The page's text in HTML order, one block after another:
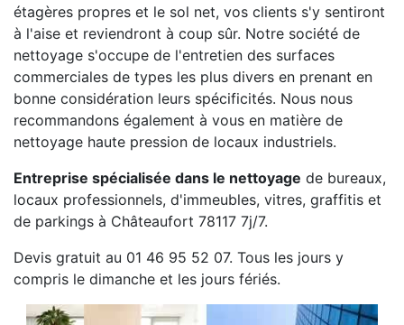
étagères propres et le sol net, vos clients s'y sentiront
à l'aise et reviendront à coup sûr. Notre société de
nettoyage s'occupe de l'entretien des surfaces
commerciales de types les plus divers en prenant en
bonne considération leurs spécificités. Nous nous
recommandons également à vous en matière de
nettoyage haute pression de locaux industriels.
Entreprise spécialisée dans le nettoyage de bureaux,
locaux professionnels, d'immeubles, vitres, graffitis et
de parkings à Châteaufort 78117 7j/7.
Devis gratuit au 01 46 95 52 07. Tous les jours y
compris le dimanche et les jours fériés.